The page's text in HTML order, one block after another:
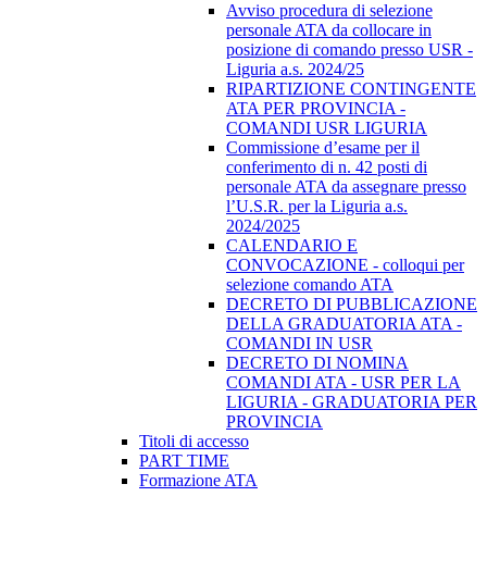
Avviso procedura di selezione
personale ATA da collocare in
posizione di comando presso USR -
Liguria a.s. 2024/25
RIPARTIZIONE CONTINGENTE
ATA PER PROVINCIA -
COMANDI USR LIGURIA
Commissione d’esame per il
conferimento di n. 42 posti di
personale ATA da assegnare presso
l’U.S.R. per la Liguria a.s.
2024/2025
CALENDARIO E
CONVOCAZIONE - colloqui per
selezione comando ATA
DECRETO DI PUBBLICAZIONE
DELLA GRADUATORIA ATA -
COMANDI IN USR
DECRETO DI NOMINA
COMANDI ATA - USR PER LA
LIGURIA - GRADUATORIA PER
PROVINCIA
Titoli di accesso
PART TIME
Formazione ATA